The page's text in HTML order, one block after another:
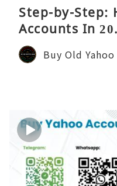
Step-by-Step:
Accounts In
Buy Old